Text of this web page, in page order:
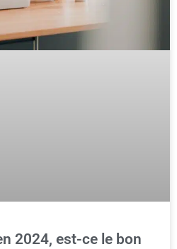
2024, est-ce le bon